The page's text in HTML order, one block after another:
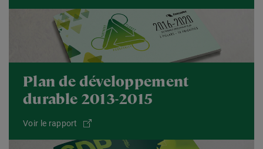
Plan de développement
durable 2013-2015
Voir le rapport